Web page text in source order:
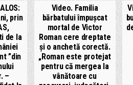
prin
de la
”din
–
Video. Familia
bărbatului împușcat
mortal de Victor
Roman cere dreptate
și o anchetă corectă.
„Roman este protejat
pentru că mergea la
vânătoare cu